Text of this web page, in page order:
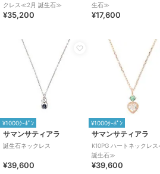
クレス≪2月 誕生石≫
¥35,200
生石≫
¥17,600
¥1000ｸｰﾎﾟﾝ
サマンサティアラ
誕生石ネックレス
¥39,600
¥1000ｸｰﾎﾟﾝ
サマンサティアラ
K10PG ハートネックレ
誕生石≫
¥39,600